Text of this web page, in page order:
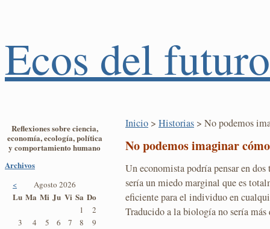
Ecos del futuro
Reflexiones sobre ciencia,
economía, ecología, política
y comportamiento humano
Archivos
< Agosto 2026
Lu Ma Mi Ju Vi Sa Do
1
2
3
4 5 6 7 8
9
Inicio > Historias > No podemos
No podemos imaginar
Un economista podría pensar en
sería un miedo marginal que es
eficiente para el individuo en
Traducido a la biología no sería